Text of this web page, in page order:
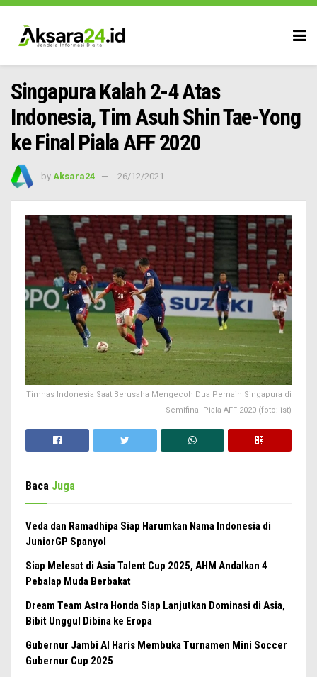
Singapura Kalah 2-4 Atas
Indonesia, Tim Asuh Shin Tae-Yong
ke Final Piala AFF 2020
by Aksara24 26/12/2021
Timnas Indonesia Saat Berusaha Mengecoh Dua Pemain Singapura di
Semifinal Piala AFF 2020 (foto: ist)
Baca Juga
Veda dan Ramadhipa Siap Harumkan Nama Indonesia di
JuniorGP Spanyol
Siap Melesat di Asia Talent Cup 2025, AHM Andalkan 4
Pebalap Muda Berbakat
Dream Team Astra Honda Siap Lanjutkan Dominasi di Asia,
Bibit Unggul Dibina ke Eropa
Gubernur Jambi Al Haris Membuka Turnamen Mini Soccer
Gubernur Cup 2025